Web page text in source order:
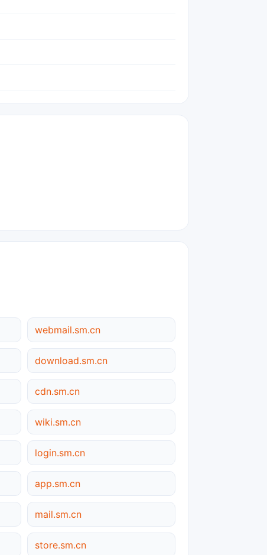
webmail.sm.cn
download.sm.cn
cdn.sm.cn
wiki.sm.cn
login.sm.cn
app.sm.cn
mail.sm.cn
store.sm.cn